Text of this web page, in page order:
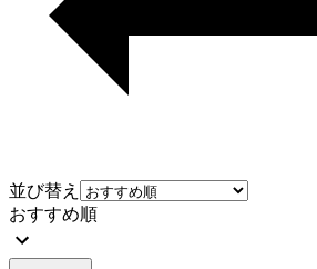
並び替え
おすすめ順